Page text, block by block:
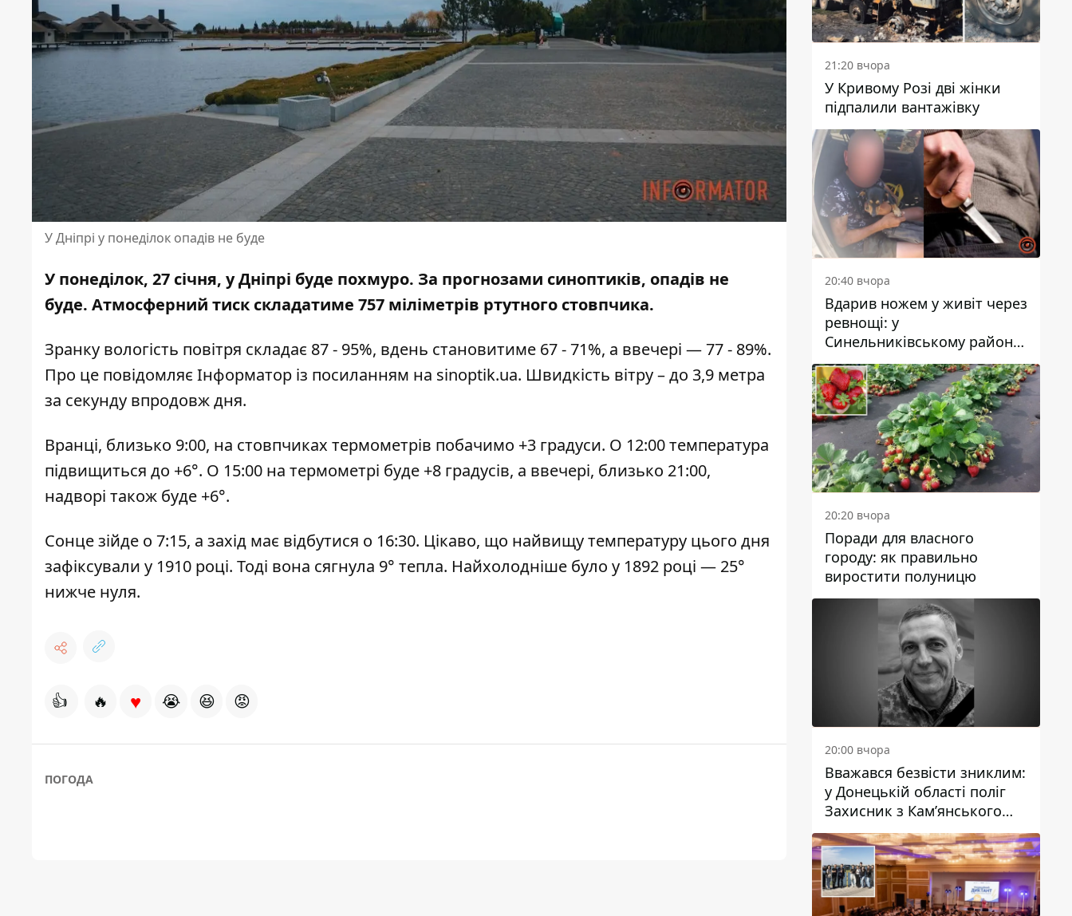
У Дніпрі у понеділок опадів не буде
У понеділок, 27 січня, у Дніпрі буде похмуро. За прогнозами синоптиків, опадів не
буде. Атмосферний тиск складатиме 757 міліметрів ртутного стовпчика.
Зранку вологість повітря складає 87 - 95%, вдень становитиме 67 - 71%, а ввечері — 77 - 89%.
Про це повідомляє Інформатор із посиланням на sinoptik.ua. Швидкість вітру – до 3,9 метра
за секунду впродовж дня.
Вранці, близько 9:00, на стовпчиках термометрів побачимо +3 градуси. О 12:00 температура
підвищиться до +6°. О 15:00 на термометрі буде +8 градусів, а ввечері, близько 21:00,
надворі також буде +6°.
Сонце зійде о 7:15, а захід має відбутися о 16:30. Цікаво, що найвищу температуру цього дня
зафіксували у 1910 році. Тоді вона сягнула 9° тепла. Найхолодніше було у 1892 році — 25°
нижче нуля.
👍 🔥 ♥ 😭 😆 😡
ПОГОДА
21:20 вчора
У Кривому Розі дві жінки
підпалили вантажівку
20:40 вчора
Вдарив ножем у живіт через
ревнощі: у
Синельниківському районі
затримали 49-річного
чоловіка за вбивство
20:20 вчора
Поради для власного
городу: як правильно
виростити полуницю
20:00 вчора
Вважався безвісти зниклим:
у Донецькій області поліг
Захисник з Кам’янського
Антон Красовський